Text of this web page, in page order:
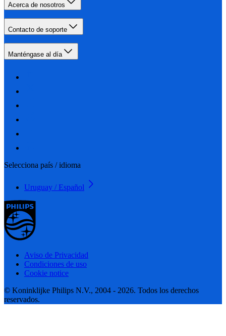
Acerca de nosotros
Contacto de soporte
Manténgase al día
Selecciona país / idioma
Uruguay / Español
Aviso de Privacidad
Condiciones de uso
Cookie notice
© Koninklijke Philips N.V., 2004 - 2026. Todos los derechos
reservados.